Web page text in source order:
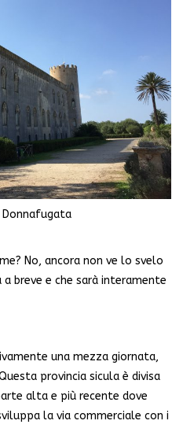
No, ancora non ve lo svelo
breve e che sarà interamente
una mezza giornata,
provincia sicula è divisa
alta e più recente dove
la via commerciale con i